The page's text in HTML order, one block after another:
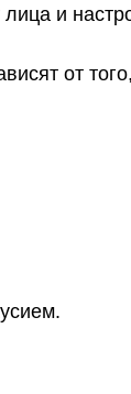
и
от